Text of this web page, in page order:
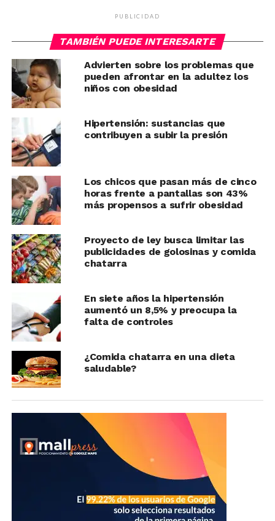
PUBLICIDAD
TAMBIÉN PUEDE INTERESARTE
Advierten sobre los problemas que
pueden afrontar en la adultez los
niños con obesidad
Hipertensión: sustancias que
contribuyen a subir la presión
Los chicos que pasan más de cinco
horas frente a pantallas son 43%
más propensos a sufrir obesidad
Proyecto de ley busca limitar las
publicidades de golosinas y comida
chatarra
En siete años la hipertensión
aumentó un 8,5% y preocupa la
falta de controles
¿Comida chatarra en una dieta
saludable?